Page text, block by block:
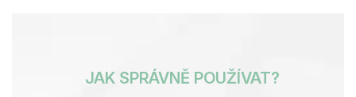
JAK SPRÁVNĚ POUŽÍVAT?